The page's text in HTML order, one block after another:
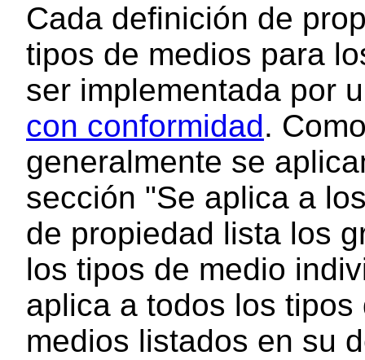
Cada definición de
tipos de medios para
ser implementada por
con conformidad.
generalmente se
sección "Se aplica a
de propiedad lista los
los tipos de medio
aplica a todos los
medios listados en su